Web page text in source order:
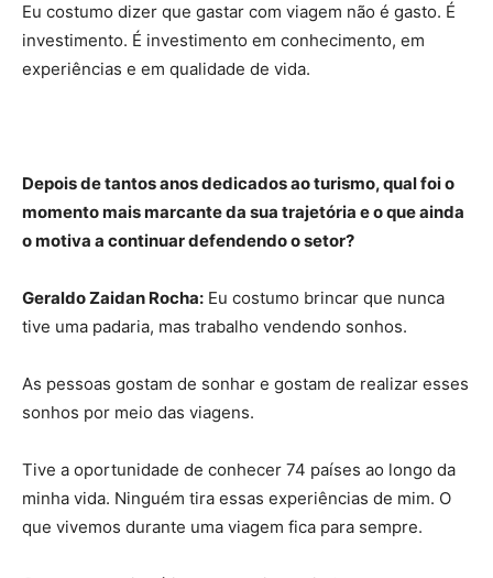
Eu costumo dizer que gastar com viagem não é gasto. É
investimento. É investimento em conhecimento, em
experiências e em qualidade de vida.
Depois de tantos anos dedicados ao turismo, qual foi o
momento mais marcante da sua trajetória e o que ainda
o motiva a continuar defendendo o setor?
Geraldo Zaidan Rocha: Eu costumo brincar que nunca
tive uma padaria, mas trabalho vendendo sonhos.
As pessoas gostam de sonhar e gostam de realizar esses
sonhos por meio das viagens.
Tive a oportunidade de conhecer 74 países ao longo da
minha vida. Ninguém tira essas experiências de mim. O
que vivemos durante uma viagem fica para sempre.